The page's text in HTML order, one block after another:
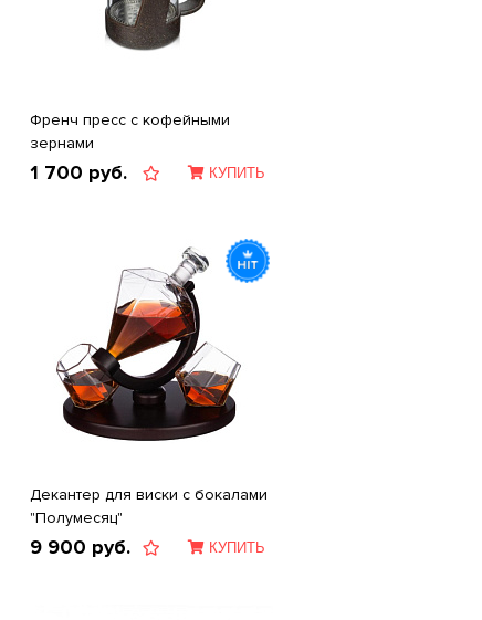
Френч пресс с кофейными
зернами
1 700 руб. КУПИТЬ
Декантер для виски с бокалами
"Полумесяц"
9 900 руб. КУПИТЬ